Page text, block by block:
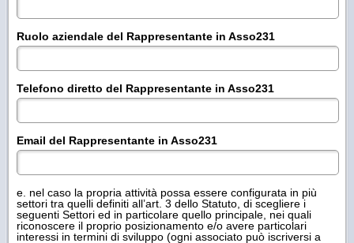
Ruolo aziendale del Rappresentante in Asso231
Telefono diretto del Rappresentante in Asso231
Email del Rappresentante in Asso231
e. nel caso la propria attività possa essere configurata in più
settori tra quelli definiti all’art. 3 dello Statuto, di scegliere i
seguenti Settori ed in particolare quello principale, nei quali
riconoscere il proprio posizionamento e/o avere particolari
interessi in termini di sviluppo (ogni associato può iscriversi a